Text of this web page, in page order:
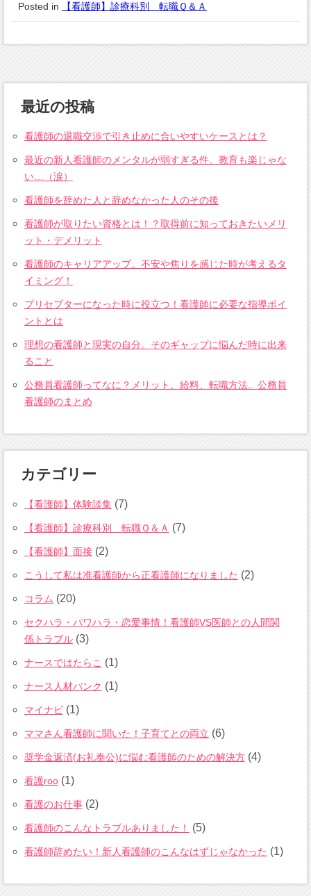
Posted in 【看護師】診療科別 転職Ｑ＆Ａ
最近の投稿
看護師の退職交渉で引き止めに合いやすいケースとは？
最近の新人看護師のメンタルが弱すぎる件。教育も楽じゃな
い…（涙）
看護師を辞めた人と辞めなかった人のその後
看護師が取りたい資格とは！？取得前に知っておきたいメリ
ット・デメリット
看護師のキャリアアップ。不安や焦りを感じた時が考えるタ
イミング！
プリセプターになった時に役立つ！看護師に必要な指導ポイ
ントとは
理想の看護師と現実の自分。そのギャップに悩んだ時に出来
ること
公務員看護師ってなに？メリット、給料、転職方法。公務員
看護師のまとめ
カテゴリー
【看護師】体験談集(7)
【看護師】診療科別 転職Ｑ＆Ａ (7)
【看護師】面接(2)
こうして私は准看護師から正看護師になりました (2)
コラム (20)
セクハラ・パワハラ・恋愛事情！看護師VS医師との人間関
係トラブル(3)
ナースではたらこ (1)
ナース人材バンク (1)
マイナビ(1)
ママさん看護師に聞いた！子育てとの両立 (6)
奨学金返済(お礼奉公)に悩む看護師のための解決方(4)
看護roo(1)
看護のお仕事(2)
看護師のこんなトラブルありました！ (5)
看護師辞めたい！新人看護師のこんなはずじゃなかった (1)